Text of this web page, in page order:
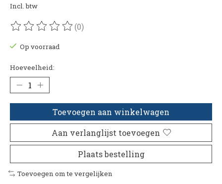
Incl. btw
De beoordeling van dit product is
(0)
Op voorraad
Hoeveelheid:
Toevoegen aan winkelwagen
Aan verlanglijst toevoegen
Plaats bestelling
Toevoegen om te vergelijken